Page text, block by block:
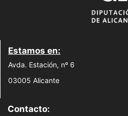
Estamos en:
Avda. Estación, nº 6
03005 Alicante
Contacto: